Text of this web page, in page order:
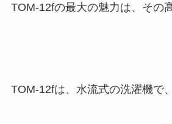
TOM-12fの最大の魅力は、その
TOM-12fは、水流式の洗濯機で、